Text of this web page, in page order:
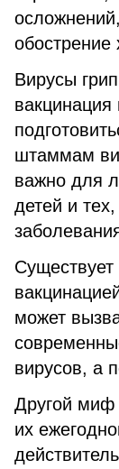
обострение
Вирусы
вакцинация
штаммам
важно для
детей и
может
вирусов, а
Другой миф
их